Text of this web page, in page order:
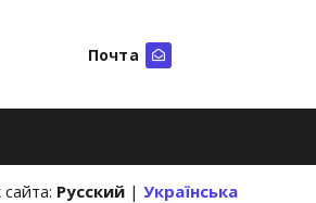
Почта
Русский | Українська